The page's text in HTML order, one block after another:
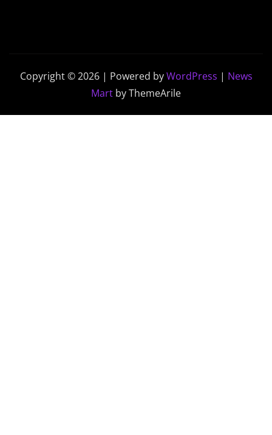
Copyright © 2026 | Powered byWordPress | News
Mart by ThemeArile